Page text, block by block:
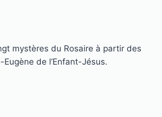
mystères du Rosaire à partir des
de l’Enfant-Jésus.